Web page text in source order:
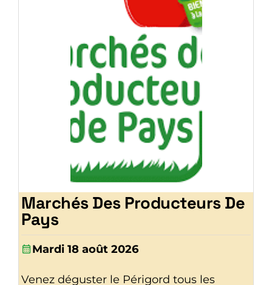
Marchés Des Producteurs De
Pays
Mardi 18 août 2026
Venez déguster le Périgord tous les